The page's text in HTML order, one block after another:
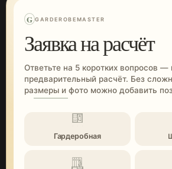
G GARDEROBEMASTER
Заявка на расчёт
Ответьте на 5 коротких вопросов —
предварительный расчёт. Без
размеры и фото можно добавить
Гардеробная